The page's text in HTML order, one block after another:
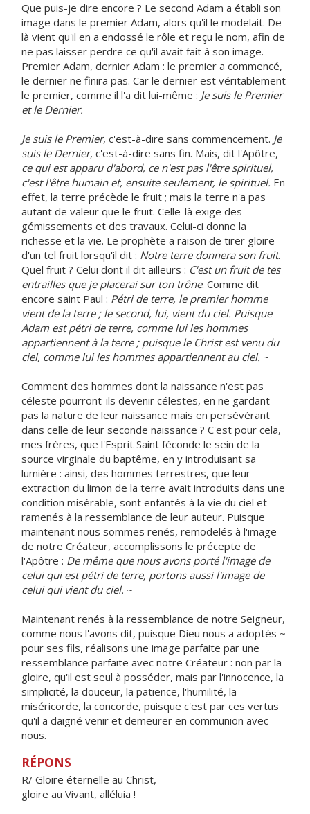
Que puis-je dire encore ? Le second Adam a établi son
image dans le premier Adam, alors qu'il le modelait. De
là vient qu'il en a endossé le rôle et reçu le nom, afin de
ne pas laisser perdre ce qu'il avait fait à son image.
Premier Adam, dernier Adam : le premier a commencé,
le dernier ne finira pas. Car le dernier est véritablement
le premier, comme il l'a dit lui-même : Je suis le Premier
et le Dernier.
Je suis le Premier, c'est-à-dire sans commencement. Je
suis le Dernier, c'est-à-dire sans fin. Mais, dit l'Apôtre,
ce qui est apparu d'abord, ce n'est pas l'être spirituel,
c'est l'être humain et, ensuite seulement, le spirituel. En
effet, la terre précède le fruit ; mais la terre n'a pas
autant de valeur que le fruit. Celle-là exige des
gémissements et des travaux. Celui-ci donne la
richesse et la vie. Le prophète a raison de tirer gloire
d'un tel fruit lorsqu'il dit : Notre terre donnera son fruit.
Quel fruit ? Celui dont il dit ailleurs : C'est un fruit de tes
entrailles que je placerai sur ton trône. Comme dit
encore saint Paul : Pétri de terre, le premier homme
vient de la terre ; le second, lui, vient du ciel. Puisque
Adam est pétri de terre, comme lui les hommes
appartiennent à la terre ; puisque le Christ est venu du
ciel, comme lui les hommes appartiennent au ciel. ~
Comment des hommes dont la naissance n'est pas
céleste pourront-ils devenir célestes, en ne gardant
pas la nature de leur naissance mais en persévérant
dans celle de leur seconde naissance ? C'est pour cela,
mes frères, que l'Esprit Saint féconde le sein de la
source virginale du baptême, en y introduisant sa
lumière : ainsi, des hommes terrestres, que leur
extraction du limon de la terre avait introduits dans une
condition misérable, sont enfantés à la vie du ciel et
ramenés à la ressemblance de leur auteur. Puisque
maintenant nous sommes renés, remodelés à l'image
de notre Créateur, accomplissons le précepte de
l'Apôtre : De même que nous avons porté l'image de
celui qui est pétri de terre, portons aussi l'image de
celui qui vient du ciel. ~
Maintenant renés à la ressemblance de notre Seigneur,
comme nous l'avons dit, puisque Dieu nous a adoptés ~
pour ses fils, réalisons une image parfaite par une
ressemblance parfaite avec notre Créateur : non par la
gloire, qu'il est seul à posséder, mais par l'innocence, la
simplicité, la douceur, la patience, l'humilité, la
miséricorde, la concorde, puisque c'est par ces vertus
qu'il a daigné venir et demeurer en communion avec
nous.
RÉPONS
R/ Gloire éternelle au Christ,
gloire au Vivant, alléluia !